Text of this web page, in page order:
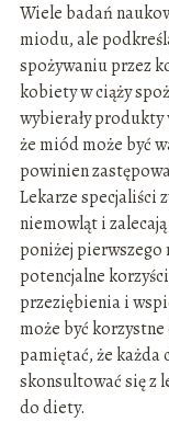
Wiele badań
miodu, ale
spożywaniu przez
kobiety w ciąży
wybierały
że miód może być
powinien
Lekarze specjaliści
niemowląt i
poniżej pierwszego
potencjalne
przeziębienia i
może być
pamiętać, że każda
skonsultować się z
do diety.